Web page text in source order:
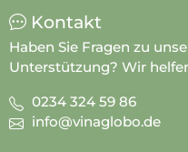
Kontakt
Haben Sie Fragen zu
Unterstützung? Wir
0234 324 59 86
info@vinaglobo.de